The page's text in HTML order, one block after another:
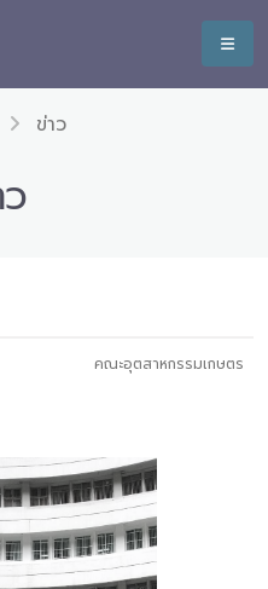
ข่าว
คณะอุตสาหกรรมเกษตร